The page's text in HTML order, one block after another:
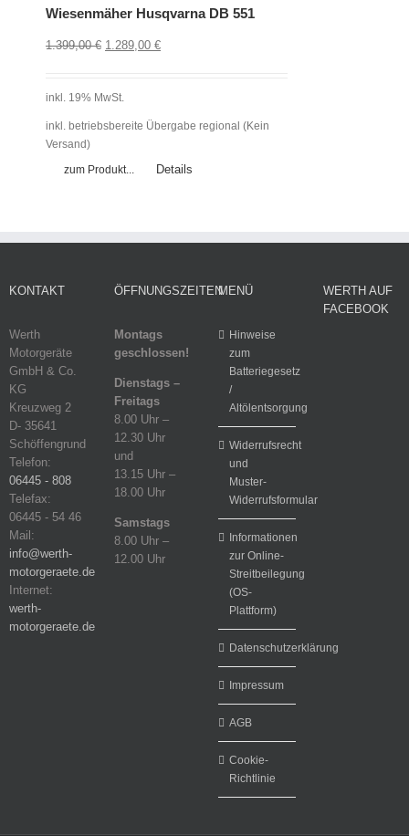
Wiesenmäher Husqvarna DB 551
1.399,00€ 1.289,00 €
inkl. 19% MwSt.
inkl. betriebsbereite Übergabe regional (Kein
Versand)
zum Produkt... Details
KONTAKT
Werth
Motorgeräte
GmbH & Co.
KG
Kreuzweg 2
D- 35641
Schöffengrund
Telefon:
06445 - 808
Telefax:
06445 - 54 46
Mail:
info@werth-
motorgeraete.de
Internet:
werth-
motorgeraete.de
ÖFFNUNGSZEITEN
Montags
geschlossen!
Dienstags –
Freitags
8.00 Uhr –
12.30 Uhr
und
13.15 Uhr –
18.00 Uhr
Samstags
8.00 Uhr –
12.00 Uhr
MENÜ
Hinweise
zum
Batteriegesetz
/
Altölentsorgung
Widerrufsrecht
und
Muster-
Widerrufsformular
Informationen
zur Online-
Streitbeilegung
(OS-
Plattform)
Datenschutzerklärung
Impressum
AGB
Cookie-
Richtlinie
WERTH AUF
FACEBOOK